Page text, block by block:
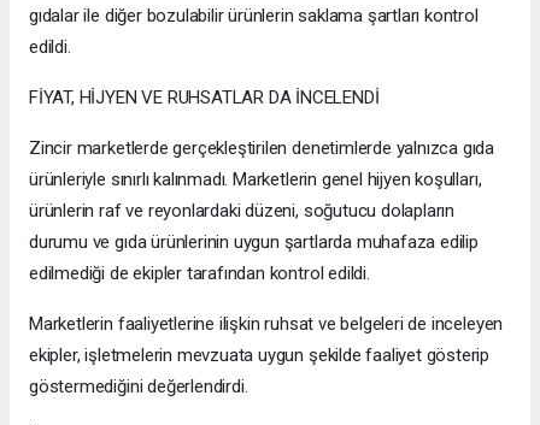
gıdalar ile diğer bozulabilir ürünlerin saklama şartları kontrol
edildi.
FİYAT, HİJYEN VE RUHSATLAR DA İNCELENDİ
Zincir marketlerde gerçekleştirilen denetimlerde yalnızca gıda
ürünleriyle sınırlı kalınmadı. Marketlerin genel hijyen koşulları,
ürünlerin raf ve reyonlardaki düzeni, soğutucu dolapların
durumu ve gıda ürünlerinin uygun şartlarda muhafaza edilip
edilmediği de ekipler tarafından kontrol edildi.
Marketlerin faaliyetlerine ilişkin ruhsat ve belgeleri de inceleyen
ekipler, işletmelerin mevzuata uygun şekilde faaliyet gösterip
göstermediğini değerlendirdi.